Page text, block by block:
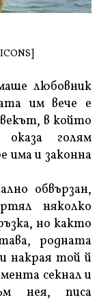
любовник
им вече е
в който
голям
има и законна
обвързан,
няколко
но както
родната
накрая той й
секнал и
нея, писа